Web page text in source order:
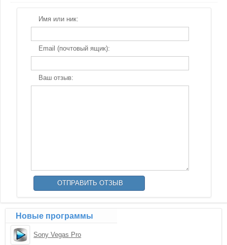
Имя или ник:
Email (почтовый ящик):
Ваш отзыв:
Новые программы
Sony Vegas Pro